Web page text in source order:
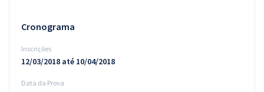
Cronograma
Inscrições
12/03/2018 até 10/04/2018
Data da Prova